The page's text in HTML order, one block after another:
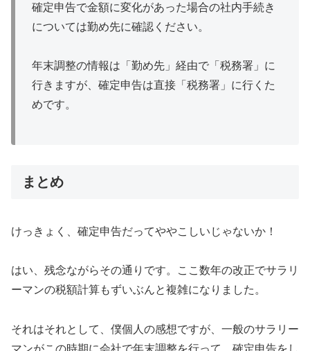
確定申告で金額に変化があった場合の社内手続き
については勤め先に確認ください。
年末調整の情報は「勤め先」経由で「税務署」に
行きますが、確定申告は直接「税務署」に行くた
めです。
まとめ
けっきょく、確定申告だってややこしいじゃないか！
はい、残念ながらその通りです。ここ数年の改正でサラリ
ーマンの税額計算もずいぶんと複雑になりました。
それはそれとして、僕個人の感想ですが、一般のサラリー